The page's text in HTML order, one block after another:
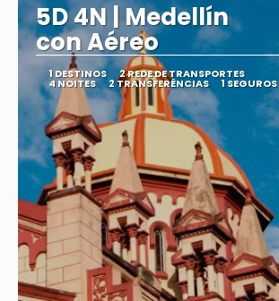
5D 4N | Medellín
con Aéreo
1 DESTINOS 2 REDE DE TRANSPORTES
4 NOITES 2 TRANSFERÊNCIAS 1 SEGUROS